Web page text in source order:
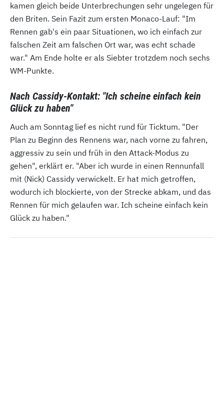
kamen gleich beide Unterbrechungen sehr ungelegen für
den Briten. Sein Fazit zum ersten Monaco-Lauf: "Im
Rennen gab's ein paar Situationen, wo ich einfach zur
falschen Zeit am falschen Ort war, was echt schade
war." Am Ende holte er als Siebter trotzdem noch sechs
WM-Punkte.
Nach Cassidy-Kontakt: "Ich scheine einfach kein
Glück zu haben"
Auch am Sonntag lief es nicht rund für Ticktum. "Der
Plan zu Beginn des Rennens war, nach vorne zu fahren,
aggressiv zu sein und früh in den Attack-Modus zu
gehen", erklärt er. "Aber ich wurde in einen Rennunfall
mit (Nick) Cassidy verwickelt. Er hat mich getroffen,
wodurch ich blockierte, von der Strecke abkam, und das
Rennen für mich gelaufen war. Ich scheine einfach kein
Glück zu haben."